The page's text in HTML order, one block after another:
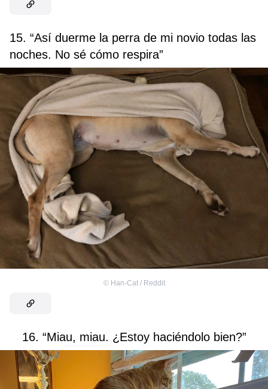
15. “Así duerme la perra de mi novio todas las
noches. No sé cómo respira”
© Han-Cat / Reddit
16. “Miau, miau. ¿Estoy haciéndolo bien?”